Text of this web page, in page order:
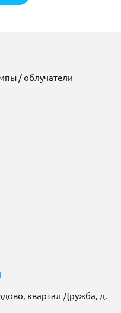
/ облучатели
квартал Дружба, д.